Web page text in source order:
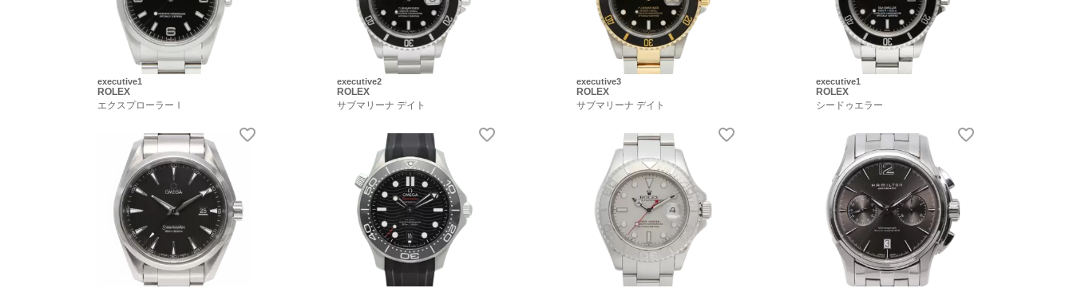
executive1
ROLEX
エクスプローラーⅠ
executive2
ROLEX
サブマリーナ デイト
executive3
ROLEX
サブマリーナ デイト
executive1
ROLEX
シードゥエラー